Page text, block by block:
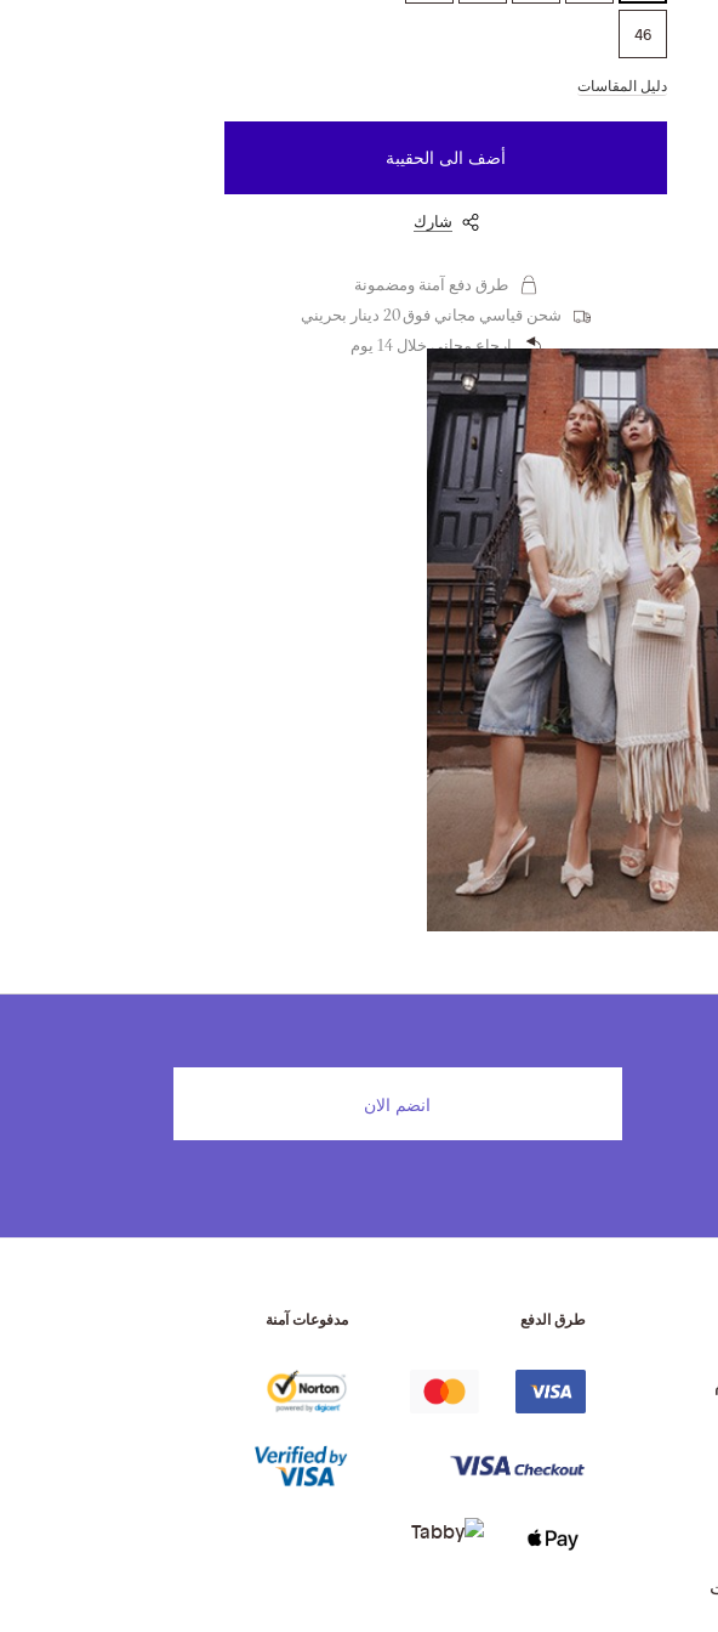
46
دليل المقاسات
أضف الى الحقيبة
شارك
طرق دفع آمنة ومضمونة
شحن قياسي مجاني فوق 20 دينار بحريني
إرجاع مجاني خلال 14 يوم
انضم الان
طرق الدفع مدفوعات آمنة